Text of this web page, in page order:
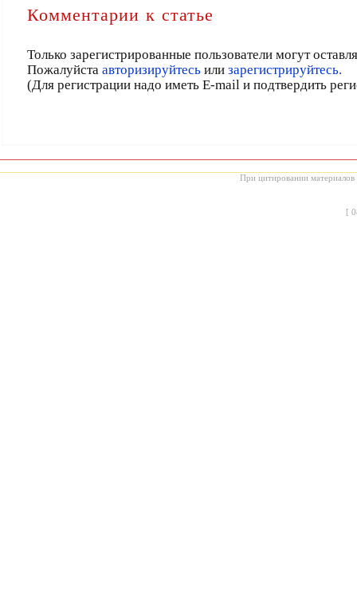
Комментарии к статье
Только зарегистрированные пользователи могут
Пожалуйста авторизируйтесь или зарегистрируйтесь.
(Для регистрации надо иметь E-mail и подтвердить
При цитировании материалов
[